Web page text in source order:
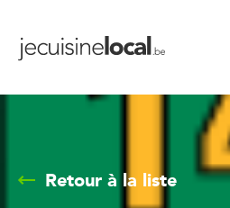
Retour à la liste